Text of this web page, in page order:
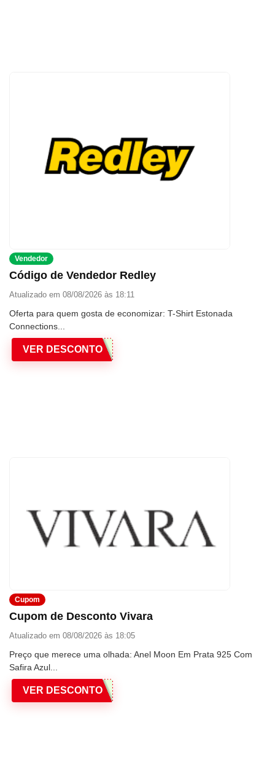
Vendedor
Código de Vendedor Redley
Atualizado em 08/08/2026 às 18:11
Oferta para quem gosta de economizar: T-Shirt Estonada
Connections...
VER DESCONTO
Cupom
Cupom de Desconto Vivara
Atualizado em 08/08/2026 às 18:05
Preço que merece uma olhada: Anel Moon Em Prata 925 Com
Safira Azul...
VER DESCONTO